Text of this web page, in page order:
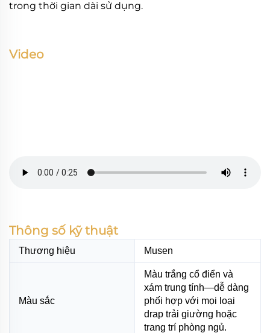
trong thời gian dài sử dụng.
Video
Thông số kỹ thuật
Thương hiệu Musen
Màu sắc
Màu trắng cổ điển và
xám trung tính—dễ dàng
phối hợp với mọi loại
drap trải giường hoặc
trang trí phòng ngủ.